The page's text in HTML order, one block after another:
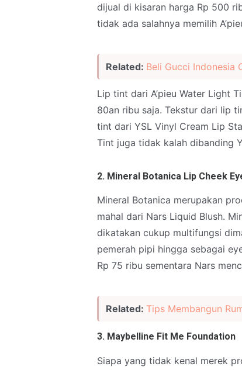
dijual di kisaran harga Rp 500
tidak ada salahnya memilih
Related: Beli Gucci Indonesia
Lip tint dari A’pieu Water Light
80an ribu saja. Tekstur dari lip
tint dari YSL Vinyl Cream Lip
Tint juga tidak kalah dibanding
2. Mineral Botanica Lip Cheek
Mineral Botanica merupakan
mahal dari Nars Liquid Blush.
dikatakan cukup multifungsi
pemerah pipi hingga sebagai
Rp 75 ribu sementara Nars
Related: Tips Membangun
3. Maybelline Fit Me Foundation
Siapa yang tidak kenal merek